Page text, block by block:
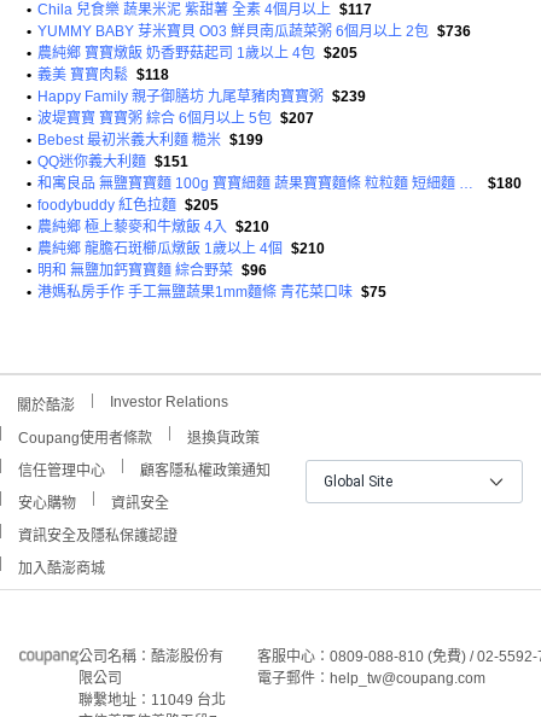
• Chila 兒食樂 蔬果米泥 紫甜薯 全素 4個月以上 $117
• YUMMY BABY 芽米寶貝 O03 鮮貝南瓜蔬菜粥 6個月以上 2包 $736
• 農純鄉 寶寶燉飯 奶香野菇起司 1歲以上 4包 $205
• 義美 寶寶肉鬆 $118
• Happy Family 親子御膳坊 九尾草豬肉寶寶粥 $239
• 波堤寶寶 寶寶粥 綜合 6個月以上 5包 $207
• Bebest 最初米義大利麵 糙米 $199
• QQ迷你義大利麵 $151
•
和寓良品 無鹽寶寶麵 100g 寶寶細麵 蔬果寶寶麵條 粒粒麵 短細麵 副食品
$180
• foodybuddy 紅色拉麵 $205
• 農純鄉 極上藜麥和牛燉飯 4入 $210
• 農純鄉 龍膽石斑櫛瓜燉飯 1歲以上 4個 $210
• 明和 無鹽加鈣寶寶麵 綜合野菜 $96
• 港媽私房手作 手工無鹽蔬果1mm麵條 青花菜口味 $75
關於酷澎 Investor Relations
Coupang使用者條款
退換貨政策
信任管理中心
顧客隱私權政策通知
安心購物
資訊安全
資訊安全及隱私保護認證
加入酷澎商城
Global Site
公司名稱：酷澎股份有
限公司
聯繫地址：11049 台北
客服中心：0809-088-810 (免費) / 02-
電子郵件：help_tw@coupang.com